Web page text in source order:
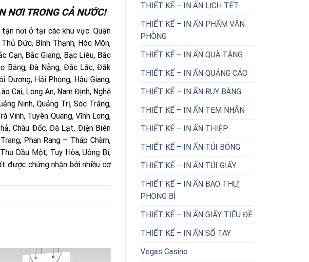
NƠI TRONG CẢ NƯỚC!
nơi ở tại các khu vực: Quận
Thủ Đức, Bình Thạnh, Hóc Môn,
Cạn, Bắc Giang, Bạc Liêu, Bắc
Bằng, Đà Nẵng, Đắc Lắc, Đắk
Dương, Hải Phòng, Hậu Giang,
Cai, Long An, Nam Định, Nghệ
Ninh, Quảng Trị, Sóc Trăng,
Vinh, Tuyên Quang, Vĩnh Long,
Châu Đốc, Đà Lạt, Điện Biên
Phan Rang – Tháp Chàm,
Dầu Một, Tuy Hòa, Uông Bí,
được chứng nhận bởi nhiều cơ
THIẾT KẾ – IN ẤN LỊCH TẾT
THIẾT KẾ – IN ẤN PHẨM VĂN
PHÒNG
THIẾT KẾ – IN ẤN QUÀ TẶNG
THIẾT KẾ – IN ẤN QUẢNG CÁO
THIẾT KẾ – IN ẤN RUY BĂNG
THIẾT KẾ – IN ẤN TEM NHÃN
THIẾT KẾ – IN ẤN THIỆP
THIẾT KẾ – IN ẤN TÚI BÓNG
THIẾT KẾ – IN ẤN TÚI GIẤY
THIẾT KẾ – IN ẤN BAO THƯ,
PHONG BÌ
THIẾT KẾ – IN ẤN GIẤY TIÊU ĐỀ
THIẾT KẾ – IN ẤN SỔ TAY
Vegas Casino